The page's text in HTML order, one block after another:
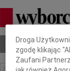
Nekrologi
Dbamy o Twoją
Droga
zgodę klikając
Zaufani